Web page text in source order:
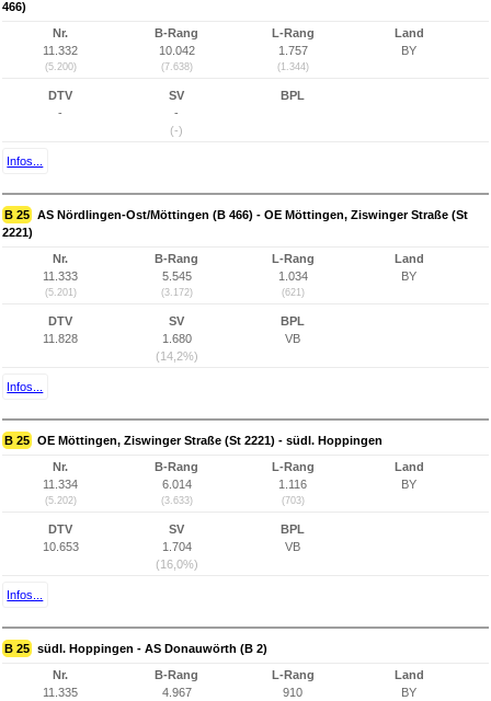
466)
Nr.
11.332
(5.200)
B-Rang
10.042
(7.638)
L-Rang
1.757
(1.344)
Land
BY
DTV
-
SV
-
(-)
BPL
Infos...
B 25 AS Nördlingen-Ost/Möttingen (B 466) - OE Möttingen, Ziswinger Straße (St
2221)
Nr.
11.333
(5.201)
B-Rang
5.545
(3.172)
L-Rang
1.034
(621)
Land
BY
DTV
11.828
SV
1.680
(14,2%)
BPL
VB
Infos...
B 25 OE Möttingen, Ziswinger Straße (St 2221) - südl. Hoppingen
Nr.
11.334
(5.202)
B-Rang
6.014
(3.633)
L-Rang
1.116
(703)
Land
BY
DTV
10.653
SV
1.704
(16,0%)
BPL
VB
Infos...
B 25 südl. Hoppingen - AS Donauwörth (B 2)
Nr.
11.335
B-Rang
4.967
L-Rang
910
Land
BY